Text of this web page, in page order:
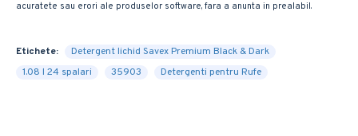
acuratete sau erori ale produselor software, fara a anunta in prealabil.
Etichete:
Detergent lichid Savex Premium Black & Dark
1.08 l 24 spalari
35903 Detergenti pentru Rufe